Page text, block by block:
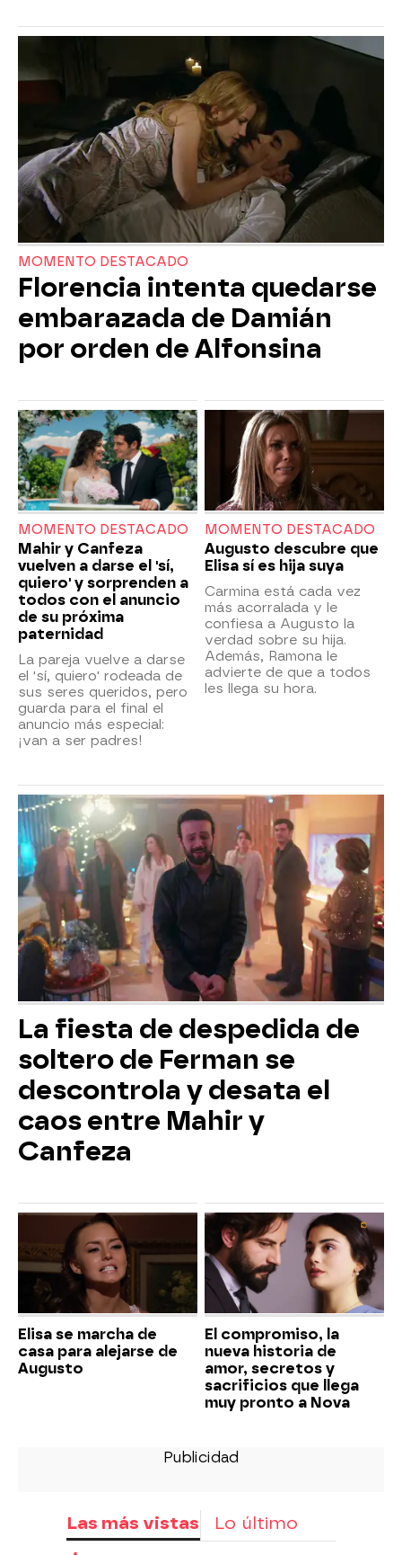
MOMENTO DESTACADO
Florencia intenta quedarse
embarazada de Damián
por orden de Alfonsina
MOMENTO DESTACADO
Mahir y Canfeza
vuelven a darse el 'sí,
quiero' y sorprenden a
todos con el anuncio
de su próxima
paternidad
La pareja vuelve a darse
el 'sí, quiero' rodeada de
sus seres queridos, pero
guarda para el final el
anuncio más especial:
¡van a ser padres!
MOMENTO DESTACADO
Augusto descubre que
Elisa sí es hija suya
Carmina está cada vez
más acorralada y le
confiesa a Augusto la
verdad sobre su hija.
Además, Ramona le
advierte de que a todos
les llega su hora.
La fiesta de despedida de
soltero de Ferman se
descontrola y desata el
caos entre Mahir y
Canfeza
Elisa se marcha de
casa para alejarse de
Augusto
El compromiso, la
nueva historia de
amor, secretos y
sacrificios que llega
muy pronto a Nova
Las más vistas Lo último